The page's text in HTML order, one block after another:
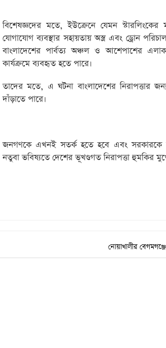
বিশেষজ্ঞদের মতে, ইউক্রেনে যেমন স্টারলিংকের
যোগাযোগ ব্যবস্থার সহায়তায় অস্ত্র এবং ড্রোন
বাংলাদেশের পার্বত্য অঞ্চল ও আশেপাশের
কার্যক্রমে ব্যবহৃত হতে পারে।
তাদের মতে, এ ঘটনা বাংলাদেশের নিরাপত্তার
দাঁড়াতে পারে।
জনগণকে এখনই সতর্ক হতে হবে এবং সরকারকে
নতুবা ভবিষ্যতে দেশের ভূখণ্ডগত নিরাপত্তা হুমকির
নোয়াখালীর